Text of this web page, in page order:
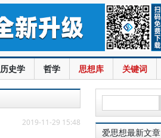
历史学 哲学 思想库 关键词
2019-11-29 15:48
爱思想最新文章